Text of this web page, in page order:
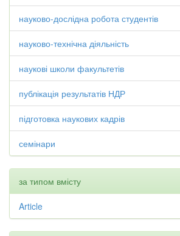
науково-дослідна робота студентів
науково-технічна діяльність
наукові школи факультетів
публікація результатів НДР
підготовка наукових кадрів
семінари
за типом вмісту
Article